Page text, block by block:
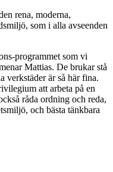
rena, moderna,
som i alla avseenden
programmet som vi
Mattias. De brukar stå
verkstäder är så här fina.
att arbeta på en
råda ordning och reda,
och bästa tänkbara